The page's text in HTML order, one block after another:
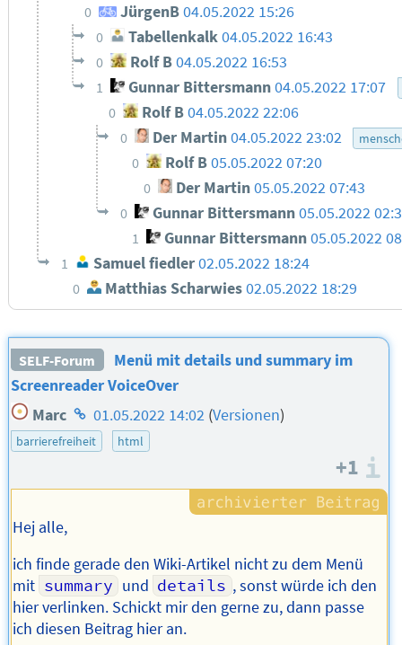
0 JürgenB04.05.2022 15:26
0 Tabellenkalk04.05.2022 16:43
0 Rolf B04.05.2022 16:53
1 Gunnar Bittersmann04.05.2022 17:07
0 Rolf B04.05.2022 22:06
0 Der Martin 04.05.2022 23:02
0 Rolf B 05.05.2022 07:20
0 Der Martin05.05.2022 07:43
0 Gunnar Bittersmann 05.05.2022
1 Gunnar Bittersmann05.05.2022
1 Samuel fiedler 02.05.2022 18:24
0 Matthias Scharwies02.05.2022 18:29
SELF-Forum
Menü mit details und summary im
Screenreader VoiceOver
Marc Homepage
des
01.05.2022 14:02 (Versionen)
barrierefreiheit html
+1
Hej alle,
ich finde gerade den Wiki-Artikel nicht zu dem Menü
mit summary und details , sonst würde ich den
hier verlinken. Schickt mir den gerne zu, dann passe
ich diesen Beitrag hier an.